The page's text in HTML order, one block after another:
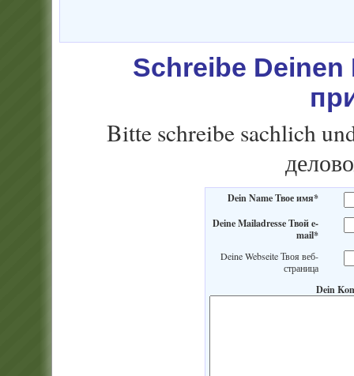
Schreibe
Bitte schreibe sachlich
Dein Name Твое имя*
Deine Mailadresse Твой e-
mail*
Deine Webseite Твоя веб-
страница
Dein